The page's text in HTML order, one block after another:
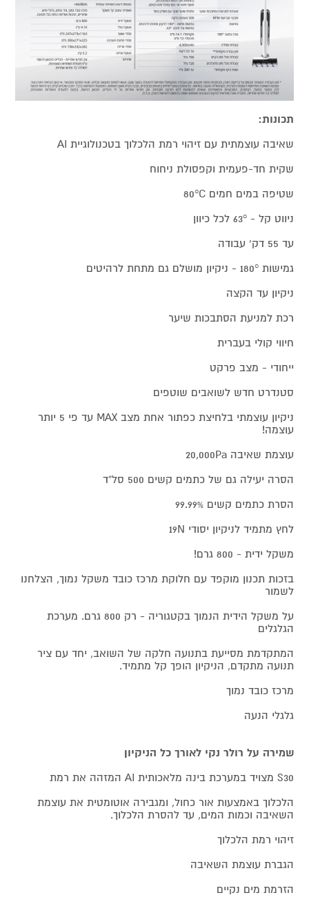
תכונות:
שאיבה עוצמתית עם זיהוי רמת הלכלוך בטכנולוגיית AI
שקית חד-פעמית וקפסולת ניחוח
שטיפה במים חמים 80°C
ניווט קל - 63° לכל כיוון
עד 55 דק‘ עבודה
גמישות 180° - ניקיון מושלם גם מתחת לרהיטים
ניקיון עד הקצה
רכת למניעת הסתבכות שיער
חיווי קולי בעברית
ייחודי - מצב פרקט
סטנדרט חדש לשואבים שוטפים
ניקיון עוצמתי בלחיצת כפתור אחת מצב MAX עד פי 5 יותר
עוצמה!
עוצמת שאיבה 20,000Pa
הסרה יעילה גם של כתמים קשים 500 סל“ד
הסרת כתמים קשים 99.99%
לחץ מתמיד לניקיון יסודי 19N
משקל ידית - 800 גרם!
בזכות תכנון מוקפד עם חלוקת מרכז כובד משקל נמוך, הצלחנו
לשמור
על משקל הידית הנמוך בקטגוריה - רק 800 גרם. מערכת
הגלגלים
המתקדמת מסייעת בתנועה חלקה של השואב, יחד עם ציר
תנועה מתקדם, הניקיון הופך קל מתמיד.
מרכז כובד נמוך
גלגלי הנעה
שמירה על רולר נקי לאורך כל הניקיון
S30 מצויד במערכת בינה מלאכותית AI המזהה את רמת
הלכלוך באמצעות אור כחול, ומגבירה אוטומטית את עוצמת
השאיבה וכמות המים, עד להסרת הלכלוך.
זיהוי רמת הלכלוך
הגברת עוצמת השאיבה
הזרמת מים נקיים